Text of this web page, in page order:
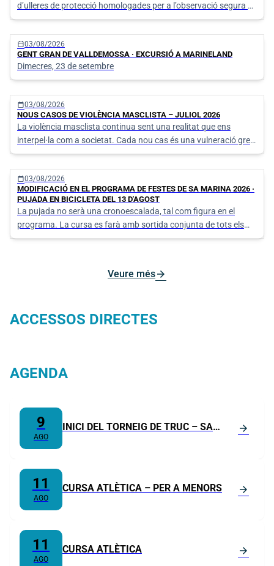
d’ulleres de protecció homologades per a l’observació segura de
l’Eclipsi Solar.
calendar_today03/08/2026
GENT GRAN DE VALLDEMOSSA · EXCURSIÓ A MARINELAND
Dimecres, 23 de setembre
calendar_today03/08/2026
NOUS CASOS DE VIOLÈNCIA MASCLISTA – JULIOL 2026
La violència masclista continua sent una realitat que ens
interpel·la com a societat. Cada nou cas és una vulneració greu
dels drets humans i una crida urgent a no mirar cap a una altra
banda.
calendar_today03/08/2026
MODIFICACIÓ EN EL PROGRAMA DE FESTES DE SA MARINA 2026 ·
PUJADA EN BICICLETA DEL 13 D'AGOST
La pujada no serà una cronoescalada, tal com figura en el
programa. La cursa es farà amb sortida conjunta de tots els
participants, igual que en edicions anteriors.
Veure mésarrow_forward
ACCESSOS DIRECTES
AGENDA
9
AGO
INICI DEL TORNEIG DE TRUC – SA
arrow_forward
11
AGO
CURSA ATLÈTICA – PER A MENORS arrow_forward
11
AGO
CURSA ATLÈTICA arrow_forward